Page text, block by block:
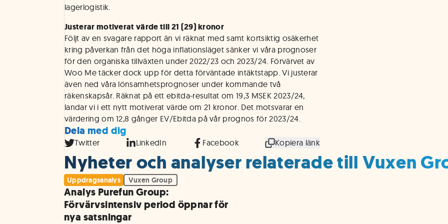
lagerlogistik.
Justerar motiverat värde till 21 (29) kronor
Följt av en svagare rapport än vi räknat med samt kortsiktig osäkerhet
kring påverkan från det höga inflationsläget sänker vi våra prognoser
för den organiska tillväxten under 2022/23 och 2023/24. Förvärvet av
Woo Me täcker dock upp för detta förväntade intäktstapp. Vi justerar
även ned våra lönsamhetsprognoser under kommande två
räkenskapsår. Räknat på ett ebitda-resultat om 19,3 MSEK 2023/24,
landar vi i ett nytt motiverat värde om 21 kronor. Det motsvarar en
värdering om 12,8 gånger EV/Ebitda på vår prognos för 2023/24.
Dela med dig
Twitter LinkedIn Facebook Kopiera länk
Nyheter och analyser relaterade till Vuxen
Uppdragsanalys Vuxen Group
Analys Purefun Group:
Förvärvsintensiv period öppnar för
nya satsningar